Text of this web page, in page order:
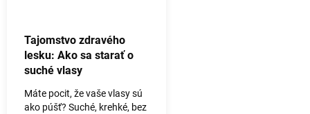
Tajomstvo zdravého
lesku: Ako sa starať o
suché vlasy
Máte pocit, že vaše vlasy sú
ako púšť? Suché, krehké, bez